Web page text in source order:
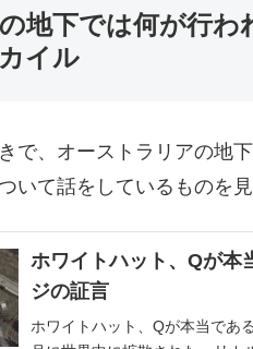
地下では何が行
イル
で、オーストラリアの地
いて話をしているものを見
ホワイトハット、Qが本
ジの証言
ホワイトハット、Qが本当であ